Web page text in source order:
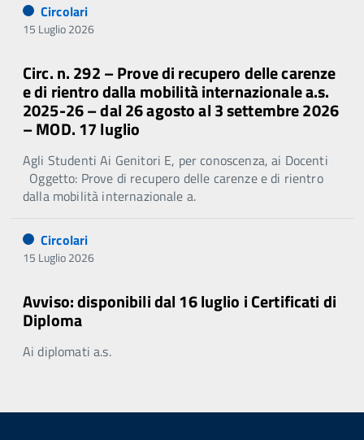
Circolari
15 Luglio 2026
Circ. n. 292 – Prove di recupero delle carenze
e di rientro dalla mobilità internazionale a.s.
2025-26 – dal 26 agosto al 3 settembre 2026
– MOD. 17 luglio
Agli Studenti Ai Genitori E, per conoscenza, ai Docenti
Oggetto: Prove di recupero delle carenze e di rientro
dalla mobilità internazionale a.
Circolari
15 Luglio 2026
Avviso: disponibili dal 16 luglio i Certificati di
Diploma
Ai diplomati a.s.